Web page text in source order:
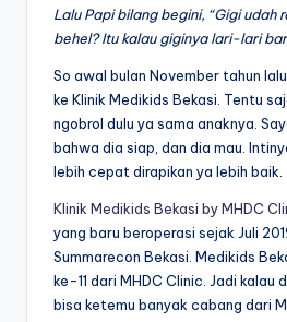
Lalu Papi bilang begini, “Gigi udah
behel? Itu kalau giginya lari-lari
So awal bulan November tahun
ke Klinik Medikids Bekasi. Tentu
ngobrol dulu ya sama anaknya.
bahwa dia siap, dan dia mau.
lebih cepat dirapikan ya lebih baik.
Klinik Medikids Bekasi by MHDC
yang baru beroperasi sejak Juli
Summarecon Bekasi. Medikids
ke-11 dari MHDC Clinic. Jadi kalau
bisa ketemu banyak cabang dari